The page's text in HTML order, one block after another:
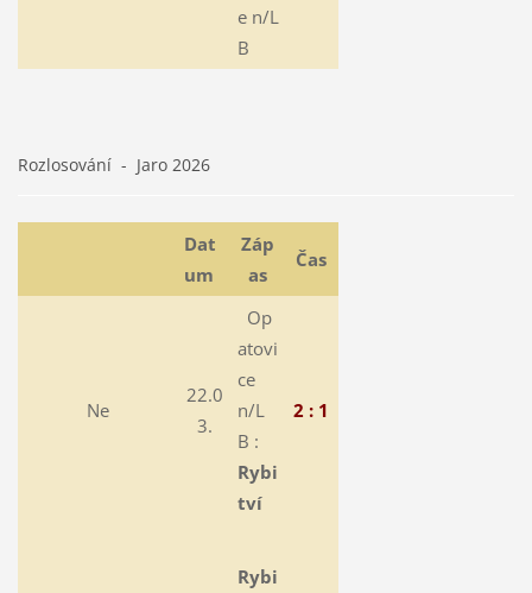
e n/L
B
Rozlosování - Jaro 2026
Dat
um
Záp
as
Čas
Ne
22.0
3.
Op
atovi
ce
n/L
B :
Rybi
tví
2 : 1
Rybi